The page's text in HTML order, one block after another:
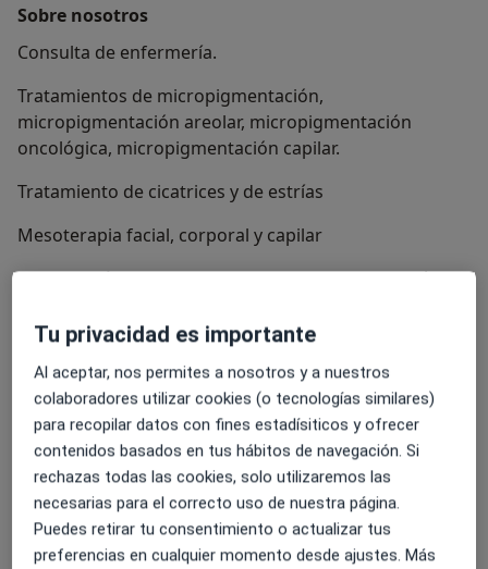
Sobre nosotros
Consulta de enfermería.
Tratamientos de micropigmentación,
micropigmentación areolar, micropigmentación
oncológica, micropigmentación capilar.
Tratamiento de cicatrices y de estrías
Mesoterapia facial, corporal y capilar
Peeling químico, rutina y cuidado de la piel oncológica,
Cura de heridas, inyectables y retirada de puntos de
sutura
ver másAcerca de nosotros
Nuestras especialidades Mostrar todos
Ver más
Tu privacidad es importante
Al aceptar, nos permites a nosotros y a nuestros
colaboradores utilizar cookies (o tecnologías similares)
para recopilar datos con fines estadísiticos y ofrecer
contenidos basados en tus hábitos de navegación. Si
rechazas todas las cookies, solo utilizaremos las
necesarias para el correcto uso de nuestra página.
Puedes retirar tu consentimiento o actualizar tus
preferencias en cualquier momento desde ajustes. Más